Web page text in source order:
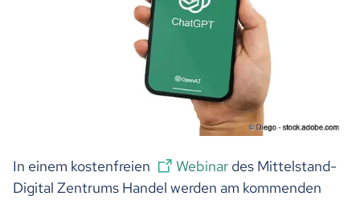
In einem kostenfreien Webinar des Mittelstand-
Digital Zentrums Handel werden am kommenden